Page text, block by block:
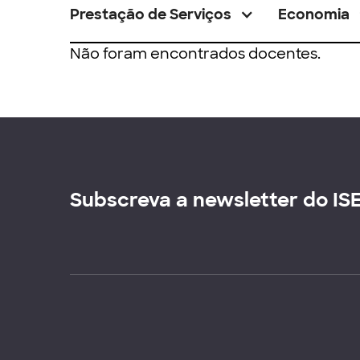
Prestação de Serviços Economia
Não foram encontrados docentes.
Subscreva a newsletter do